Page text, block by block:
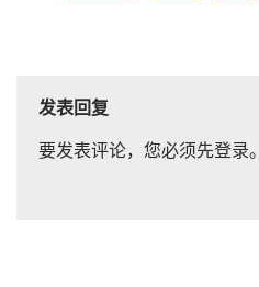
发表回复
要发表评论，您必须先登录。